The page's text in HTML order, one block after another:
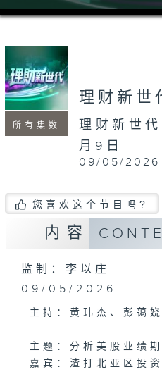
0
seconds
seconds
所有集数
理财新世
理财新世
月9日
09/05/2026
您喜欢这个节目吗?
内容
监制：李以庄
09/05/2026
主持：黄玮杰、彭蔼娆
主题：分析美股业绩
嘉宾：渣打北亚区投